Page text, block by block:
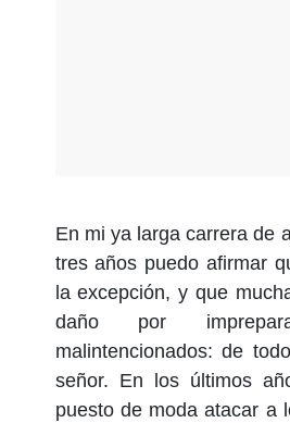
En mi ya larga carrera de
tres años puedo afirmar
la excepción, y que
daño por
malintencionados: de
señor. En los últimos
puesto de moda atacar a